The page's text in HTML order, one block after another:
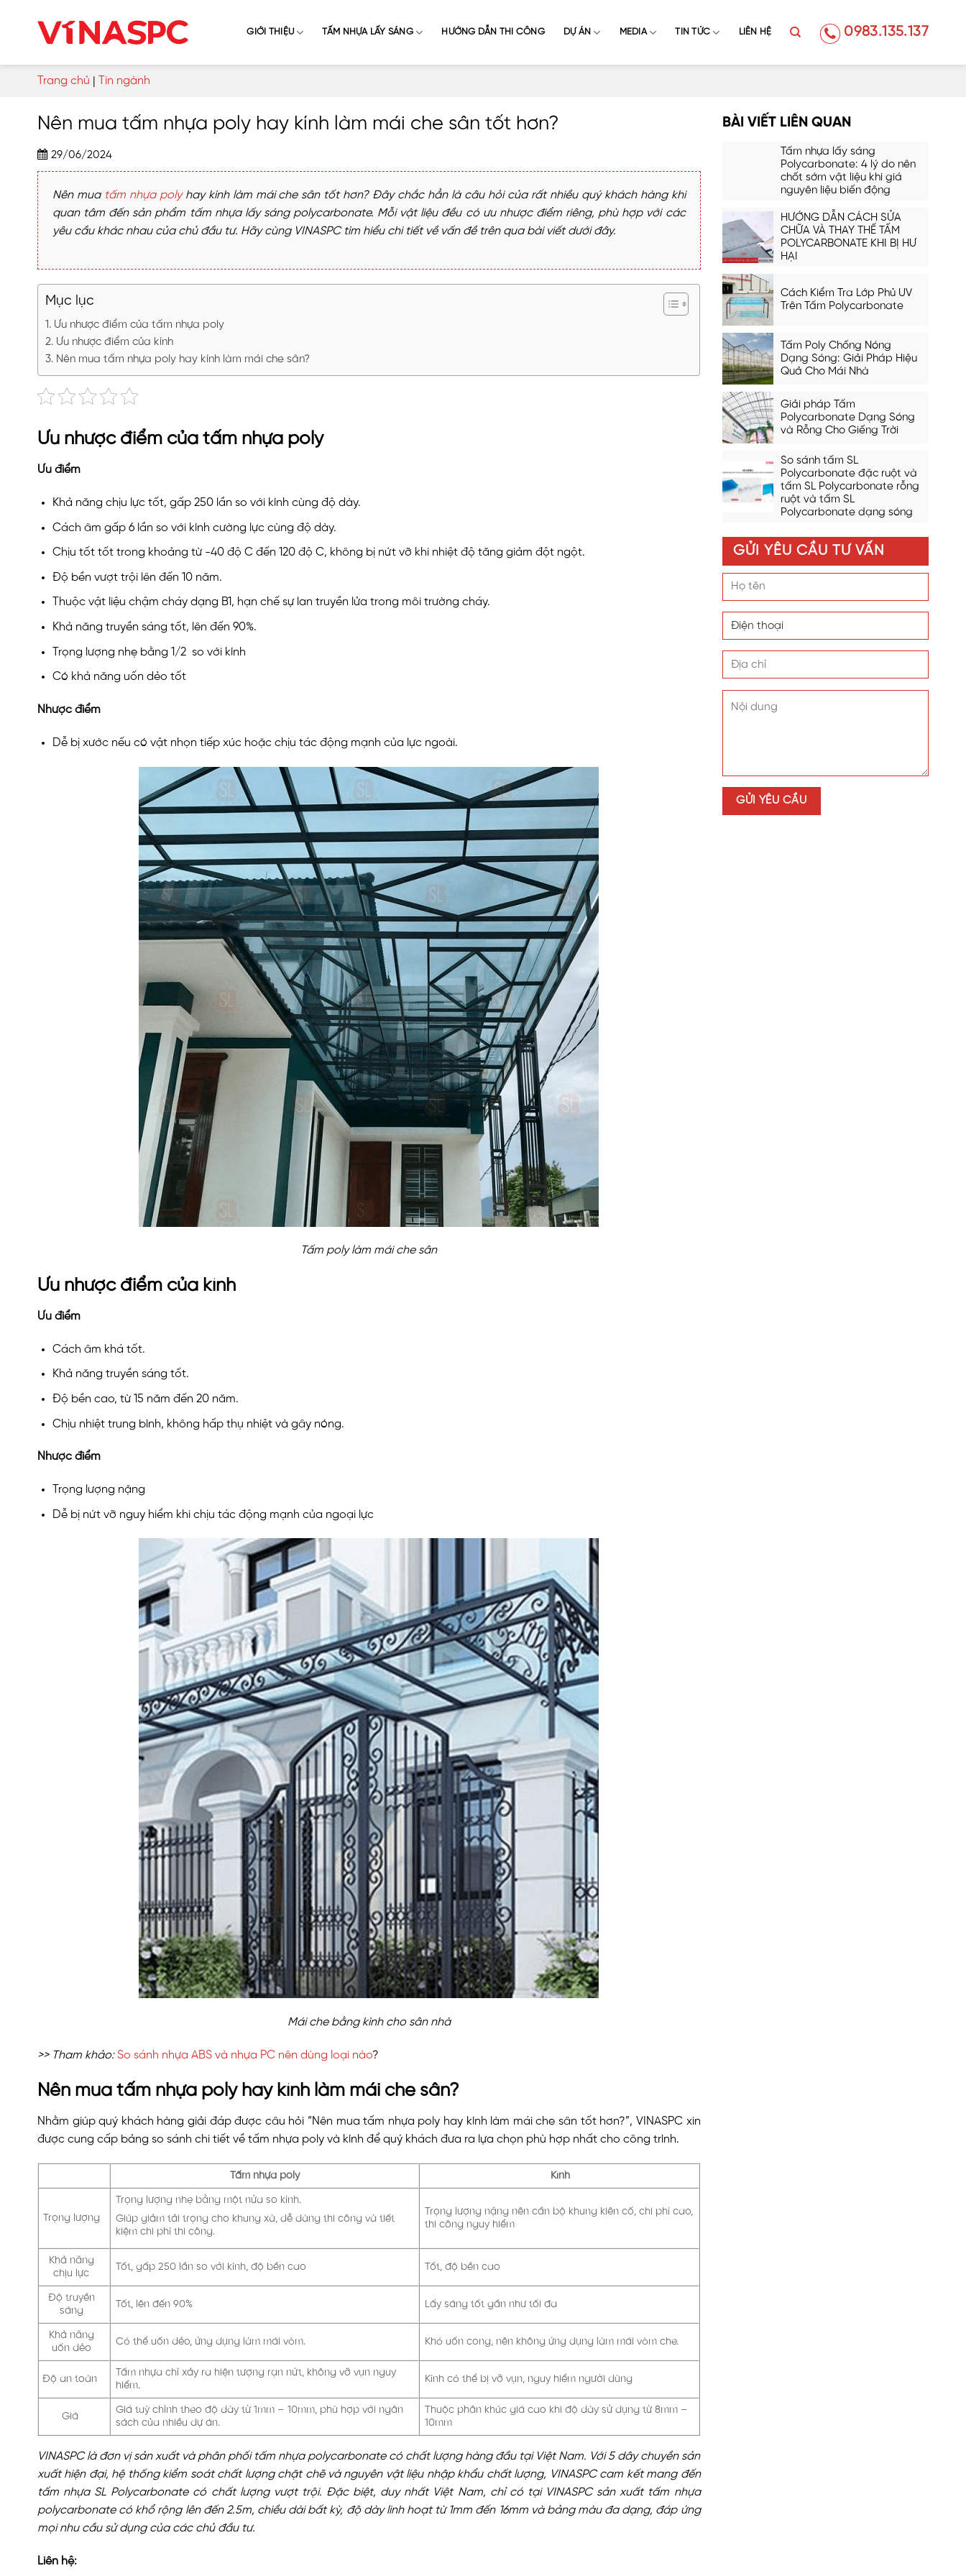
GIỚI THIỆU TẤM NHỰA LẤY SÁNG HƯỚNG DẪN THI CÔNG DỰ ÁN MEDIA TIN TỨC LIÊN HỆ 0983.135.137
Trang chủ | Tin ngành
Nên mua tấm nhựa poly hay kính làm mái che sân tốt hơn?
29/06/2024
Nên mua tấm nhựa polyhay kính làm mái che sân tốt hơn? Đây chắc hẳn là câu hỏi của rất nhiều quý khách hàng khi
quan tâm đến sản phẩm tấm nhựa lấy sáng polycarbonate. Mỗi vật liệu đều có ưu nhược điểm riêng, phù hợp với các
yêu cầu khác nhau của chủ đầu tư. Hãy cùng VINASPC tìm hiểu chi tiết về vấn đề trên qua bài viết dưới đây.
Mục lục
Ưu nhược điểm của tấm nhựa poly
Ưu nhược điểm của kính
Nên mua tấm nhựa poly hay kính làm mái che sân?
Ưu nhược điểm của tấm nhựa poly
Ưu điểm
Khả năng chịu lực tốt, gấp 250 lần so với kính cùng độ dày.
Cách âm gấp 6 lần so với kính cường lực cùng độ dày.
Chịu tốt tốt trong khoảng từ -40 độ C đến 120 độ C, không bị nứt vỡ khi nhiệt độ tăng giảm đột ngột.
Độ bền vượt trội lên đến 10 năm.
Thuộc vật liệu chậm cháy dạng B1, hạn chế sự lan truyền lửa trong môi trường cháy.
Khả năng truyền sáng tốt, lên đến 90%.
Trọng lượng nhẹ bằng 1/2 so với kính
Có khả năng uốn dẻo tốt
Nhược điểm
Dễ bị xước nếu có vật nhọn tiếp xúc hoặc chịu tác động mạnh của lực ngoài.
Tấm poly làm mái che sân
Ưu nhược điểm của kính
Ưu điểm
Cách âm khá tốt.
Khả năng truyền sáng tốt.
Độ bền cao, từ 15 năm đến 20 năm.
Chịu nhiệt trung bình, không hấp thụ nhiệt và gây nóng.
Nhược điểm
Trọng lượng nặng
Dễ bị nứt vỡ nguy hiểm khi chịu tác động mạnh của ngoại lực
Mái che bằng kình cho sân nhà
>> Tham khảo: So sánh nhựa ABS và nhựa PC nên dùng loại nào?
Nên mua tấm nhựa poly hay kính làm mái che sân?
Nhằm giúp quý khách hàng giải đáp được câu hỏi “Nên mua tấm nhựa poly hay kính làm mái che sân tốt hơn?”, VINASPC xin
được cung cấp bảng so sánh chi tiết về tấm nhựa poly và kính để quý khách đưa ra lựa chọn phù hợp nhất cho công trình.
Tấm nhựa poly Kính
Trọng lượng
Trọng lượng nhẹ bằng một nửa so kính.
Giúp giảm tải trọng cho khung xà, dễ dàng thi công và tiết
kiệm chi phí thi công.
Trọng lượng nặng nên cần bộ khung kiên cố, chi phí cao,
thi công nguy hiểm
Khả năng
chịu lực
Tốt, gấp 250 lần so với kính, độ bền cao Tốt, độ bền cao
Độ truyền
sáng
Tốt, lên đến 90% Lấy sáng tốt gần như tối đa
Khả năng
uốn dẻo
Có thể uốn dẻo, ứng dụng làm mái vòm. Khó uốn cong, nên không ứng dụng làm mái vòm che.
Độ an toàn
Tấm nhựa chỉ xảy ra hiện tượng rạn nứt, không vỡ vụn nguy
hiểm.
Kính có thể bị vỡ vụn, nguy hiểm người dùng
Giá
Giá tuỳ chỉnh theo độ dày từ 1mm – 10mm, phù hợp với ngân
sách của nhiều dự án.
Thuộc phân khúc giá cao khi độ dày sử dụng từ 8mm –
10mm
VINASPC là đơn vị sản xuất và phân phối tấm nhựa polycarbonate có chất lượng hàng đầu tại Việt Nam. Với 5 dây chuyền sản
xuất hiện đại, hệ thống kiểm soát chất lượng chặt chẽ và nguyên vật liệu nhập khẩu chất lượng, VINASPC cam kết mang đến
tấm nhựa SL Polycarbonate có chất lượng vượt trội. Đặc biệt, duy nhất Việt Nam, chỉ có tại VINASPC sản xuất tấm nhựa
polycarbonate có khổ rộng lên đến 2.5m, chiều dài bất kỳ, độ dày linh hoạt từ 1mm đến 16mm và bảng màu đa dạng, đáp ứng
mọi nhu cầu sử dụng của các chủ đầu tư.
Liên hệ:
BÀI VIẾT LIÊN QUAN
Tấm nhựa lấy sáng
Polycarbonate: 4 lý do nên
chốt sớm vật liệu khi giá
nguyên liệu biến động
HƯỚNG DẪN CÁCH SỬA
CHỮA VÀ THAY THẾ TẤM
POLYCARBONATE KHI BỊ HƯ
HẠI
Cách Kiểm Tra Lớp Phủ UV
Trên Tấm Polycarbonate
Tấm Poly Chống Nóng
Dạng Sóng: Giải Pháp Hiệu
Quả Cho Mái Nhà
Giải pháp Tấm
Polycarbonate Dạng Sóng
và Rỗng Cho Giếng Trời
So sánh tấm SL
Polycarbonate đặc ruột và
tấm SL Polycarbonate rỗng
ruột và tấm SL
Polycarbonate dạng sóng
GỬI YÊU CẦU TƯ VẤN